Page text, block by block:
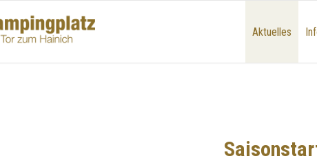
Aktuelles